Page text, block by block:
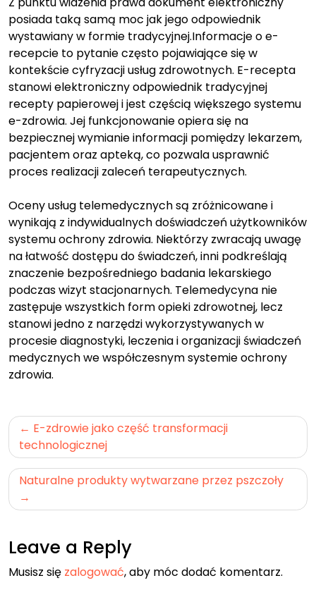
posiada taką samą moc jak jego odpowiednik
wystawiany w formie tradycyjnej.Informacje o e-
recepcie to pytanie często pojawiające się w
kontekście cyfryzacji usług zdrowotnych. E-recepta
stanowi elektroniczny odpowiednik tradycyjnej
recepty papierowej i jest częścią większego systemu
e-zdrowia. Jej funkcjonowanie opiera się na
bezpiecznej wymianie informacji pomiędzy lekarzem,
pacjentem oraz apteką, co pozwala usprawnić
proces realizacji zaleceń terapeutycznych.
Oceny usług telemedycznych są zróżnicowane i
wynikają z indywidualnych doświadczeń użytkowników
systemu ochrony zdrowia. Niektórzy zwracają uwagę
na łatwość dostępu do świadczeń, inni podkreślają
znaczenie bezpośredniego badania lekarskiego
podczas wizyt stacjonarnych. Telemedycyna nie
zastępuje wszystkich form opieki zdrowotnej, lecz
stanowi jedno z narzędzi wykorzystywanych w
procesie diagnostyki, leczenia i organizacji świadczeń
medycznych we współczesnym systemie ochrony
zdrowia.
Nawigacja
wpisu
E-zdrowie jako część transformacji
technologicznej
Naturalne produkty wytwarzane przez pszczoły
Leave a Reply
Musisz się zalogować, aby móc dodać komentarz.